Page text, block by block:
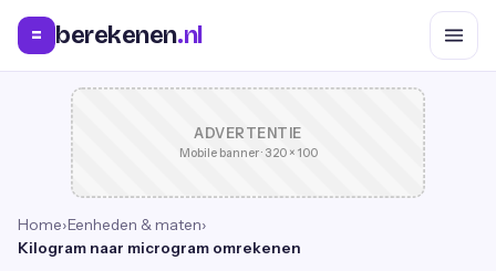
= berekenen.nl
ADVERTENTIE
Mobile banner · 320 × 100
Home›Eenheden & maten›
Kilogram naar microgram omrekenen